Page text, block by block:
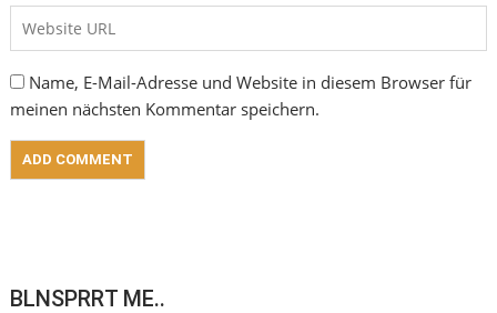
Name, E-Mail-Adresse und Website in diesem Browser für
meinen nächsten Kommentar speichern.
BLNSPRRT ME..